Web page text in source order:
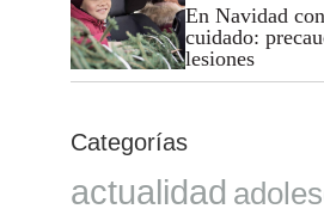
En Navidad
cuidado:
lesiones
Categorías
actualidad